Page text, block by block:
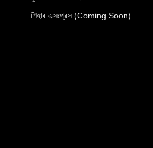
শিহাব এক্সপ্রেস (Coming Soon)